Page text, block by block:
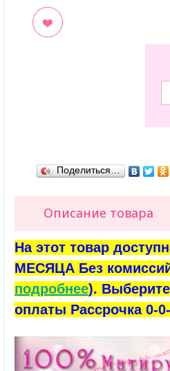
Поделиться…
Описание товара
На этот товар
МЕСЯЦА Без
подробнее).
оплаты Рассрочка 0-